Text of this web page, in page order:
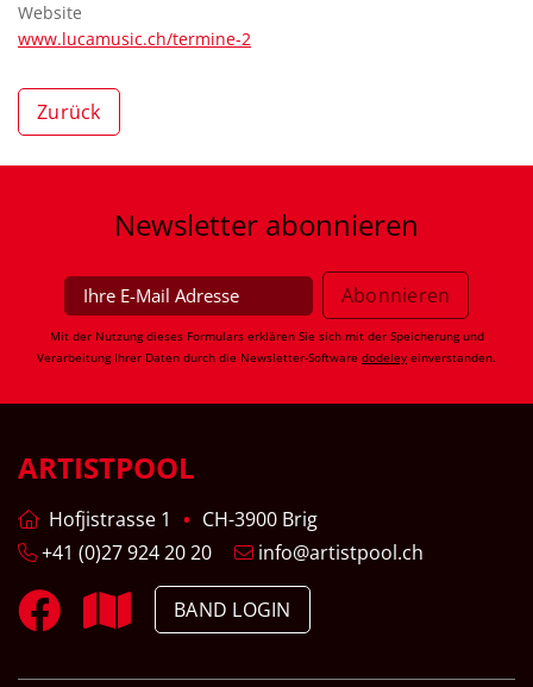
Website
www.lucamusic.ch/termine-2
Zurück
Newsletter abonnieren
Mit der Nutzung dieses Formulars erklären Sie sich mit der Speicherung und
Verarbeitung Ihrer Daten durch die Newsletter-Software dodeley einverstanden.
ARTISTPOOL
Hofjistrasse 1
CH-3900 Brig
+41 (0)27 924 20 20
info@artistpool.ch
BAND LOGIN